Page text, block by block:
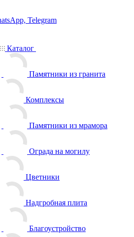
Telegram
Каталог
Памятники из гранита
Комплексы
Памятники из мрамора
Ограда на могилу
Цветники
Надгробная плита
Благоустройство